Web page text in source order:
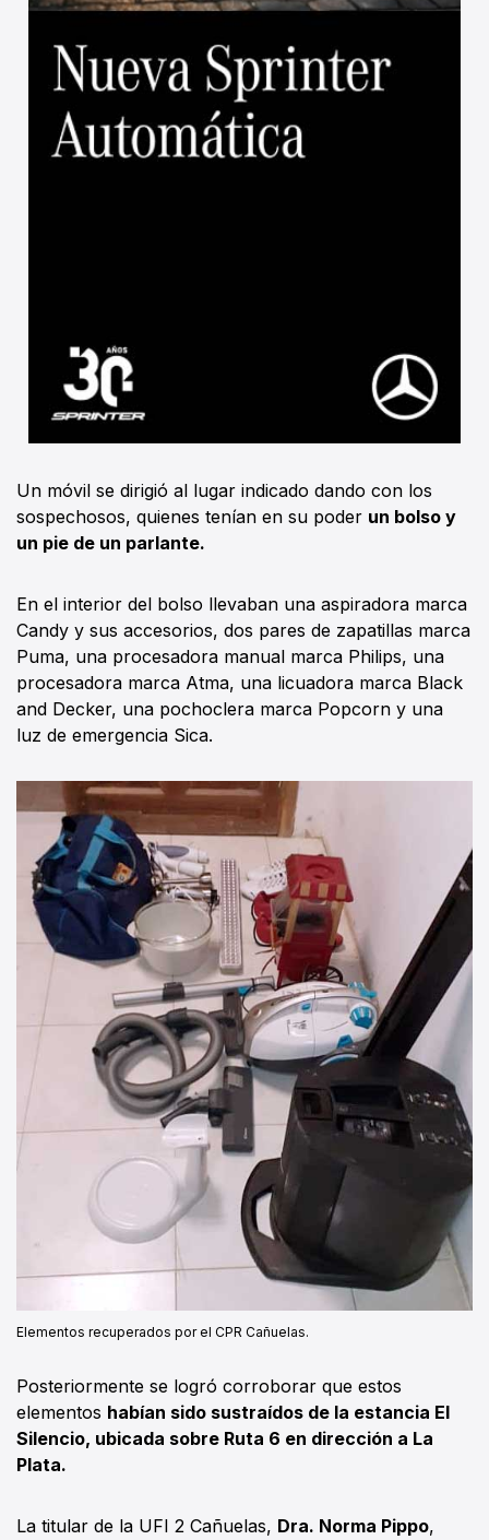
Un móvil se dirigió al lugar indicado dando con los
sospechosos, quienes tenían en su poder un bolso y
un pie de un parlante.
En el interior del bolso llevaban una aspiradora marca
Candy y sus accesorios, dos pares de zapatillas marca
Puma, una procesadora manual marca Philips, una
procesadora marca Atma, una licuadora marca Black
and Decker, una pochoclera marca Popcorn y una
luz de emergencia Sica.
Elementos recuperados por el CPR Cañuelas.
Posteriormente se logró corroborar que estos
elementos habían sido sustraídos de la estancia El
Silencio, ubicada sobre Ruta 6 en dirección a La
Plata.
La titular de la UFI 2 Cañuelas, Dra. Norma Pippo,